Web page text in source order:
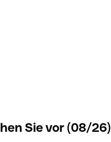
Sie vor (08/26)